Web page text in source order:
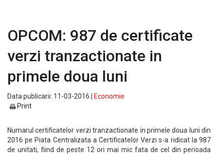
OPCOM: 987 de certificate
verzi tranzactionate in
primele doua luni
Data publicarii: 11-03-2016 |
Economie
Print
Numarul certificatelor verzi tranzactionate in primele doua luni din
2016 pe Piata Centralizata a Certificatelor Verzi s-a ridicat la 987
de unitati, fiind de peste 12 ori mai mic fata de cel din perioada